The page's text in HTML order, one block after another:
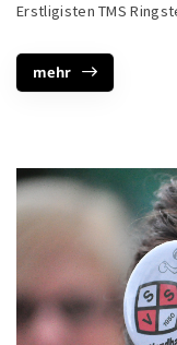
Erstligisten TMS
mehr